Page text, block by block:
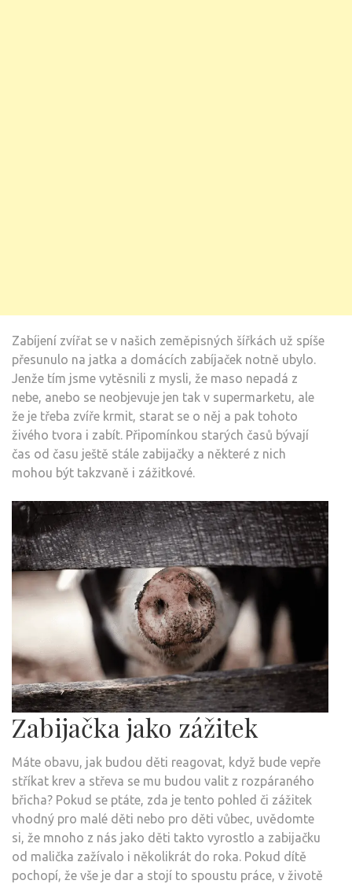
Zabíjení zvířat se v našich zeměpisných šířkách už spíše
přesunulo na jatka a domácích zabíjaček notně ubylo.
Jenže tím jsme vytěsnili z mysli, že maso nepadá z
nebe, anebo se neobjevuje jen tak v supermarketu, ale
že je třeba zvíře krmit, starat se o něj a pak tohoto
živého tvora i zabít. Připomínkou starých časů bývají
čas od času ještě stále zabijačky a některé z nich
mohou být takzvaně i zážitkové.
Zabijačka jako zážitek
Máte obavu, jak budou děti reagovat, když bude vepře
stříkat krev a střeva se mu budou valit z rozpáraného
břicha? Pokud se ptáte, zda je tento pohled či zážitek
vhodný pro malé děti nebo pro děti vůbec, uvědomte
si, že mnoho z nás jako děti takto vyrostlo a zabijačku
od malička zažívalo i několikrát do roka. Pokud dítě
pochopí, že vše je dar a stojí to spoustu práce, v životě